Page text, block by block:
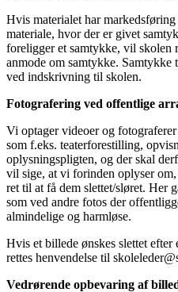
Hvis materialet har
materiale, hvor der er givet
foreligger et samtykke, vil skolen
anmode om samtykke.
ved indskrivning til skolen.
Fotografering ved offentlige
Vi optager videoer og
som f.eks. teaterforestilling,
oplysningspligten, og der skal
vil sige, at vi forinden oplyser
ret til at få dem slettet/sløret. Her
som ved andre fotos der
almindelige og harmløse.
Hvis et billede ønskes slettet
rettes henvendelse til
Vedrørende opbevaring af